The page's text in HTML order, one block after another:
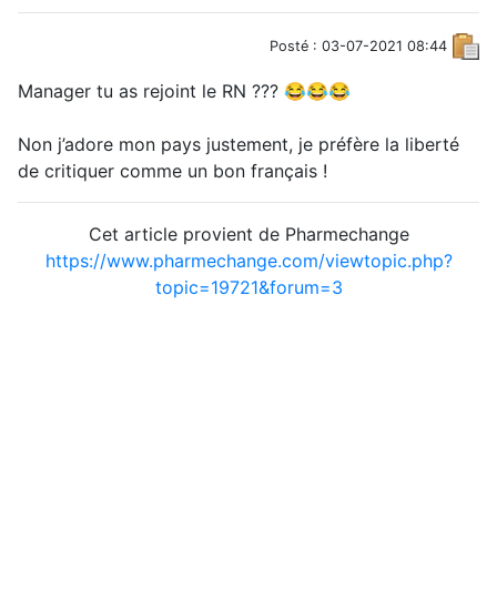
Posté : 03-07-2021 08:44
Manager tu as rejoint le RN ??? 😂😂😂
Non j’adore mon pays justement, je préfère la liberté
de critiquer comme un bon français !
Cet article provient de Pharmechange
https://www.pharmechange.com/viewtopic.php?
topic=19721&forum=3